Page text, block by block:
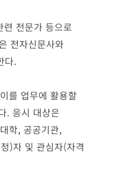
련 전문가 등으로
전자신문사와
다.
를 업무에 활용할
. 응시 대상은
학, 공공기관,
)자 및 관심자(자격